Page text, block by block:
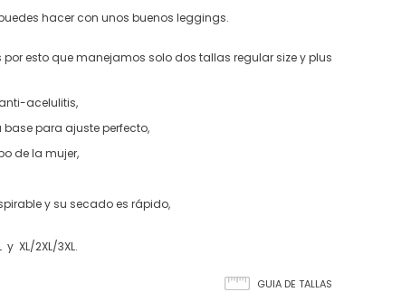
hacer con unos buenos leggings.
esto que manejamos solo dos tallas regular size y plus
acelulitis,
para ajuste perfecto,
de la mujer,
y su secado es rápido,
XL/2XL/3XL.
GUIA DE TALLAS